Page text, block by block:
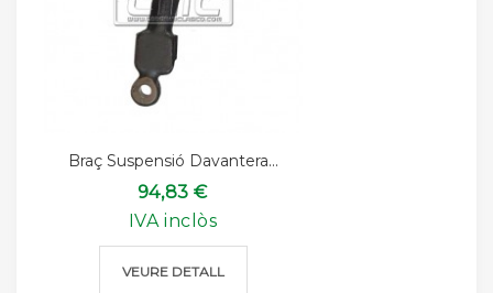
Braç Suspensió Davantera...
94,83 €
IVA inclòs
VEURE DETALL